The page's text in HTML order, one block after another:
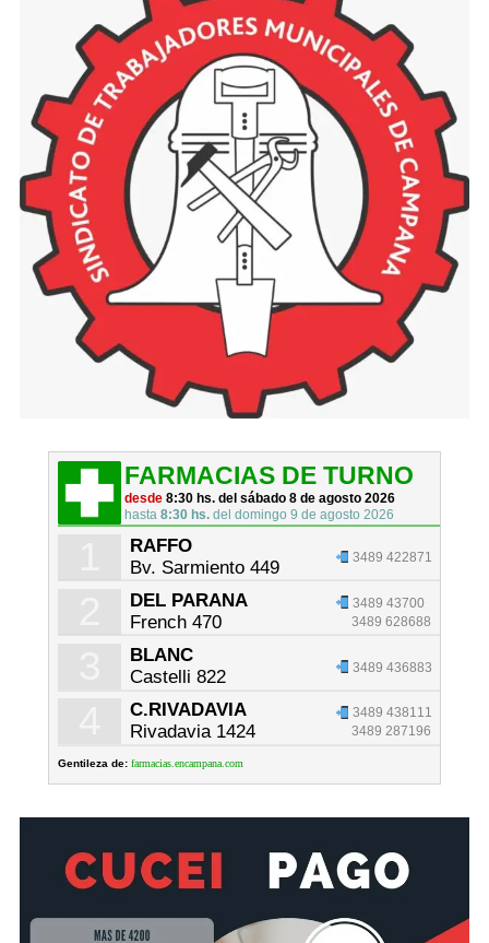
FARMACIAS DE TURNO
desde8:30 hs. del sábado 8 de agosto 2026
hasta8:30 hs. del domingo 9 de agosto 2026
RAFFO
Bv. Sarmiento 449
3489 422871
DEL PARANA
French 470
3489 43700
3489 628688
BLANC
Castelli 822
3489 436883
C.RIVADAVIA
Rivadavia 1424
3489 438111
3489 287196
Gentileza de: farmacias.encampana.com